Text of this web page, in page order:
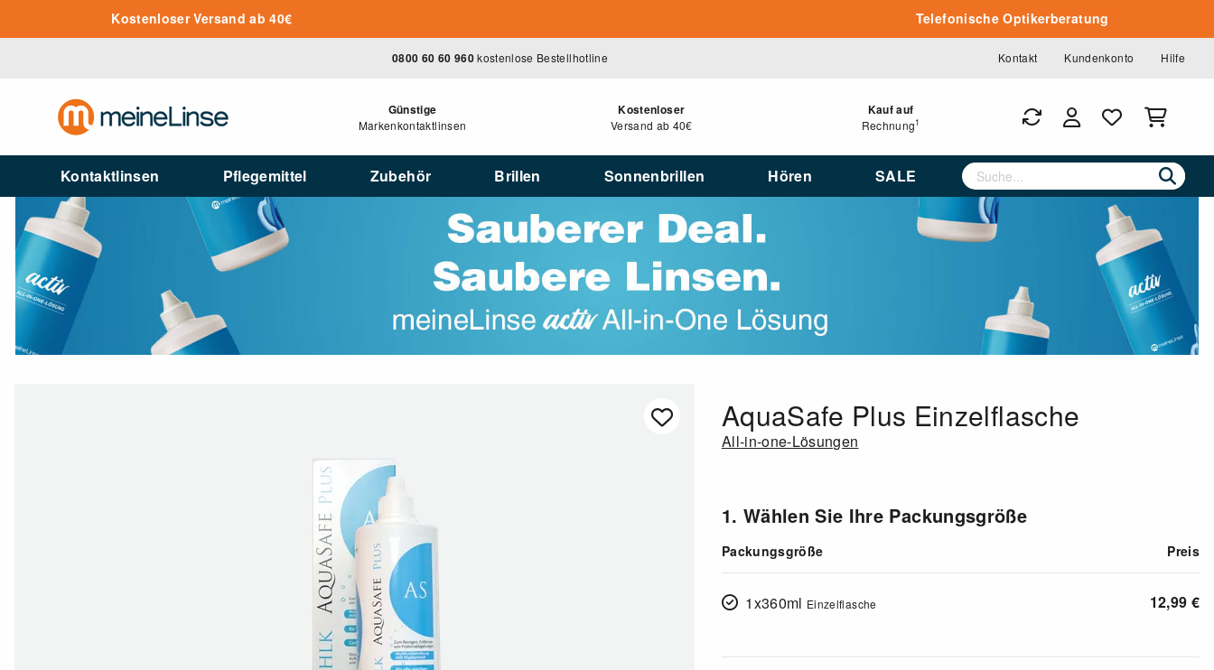
Zum Hauptinhalt springenKostenloser Versand ab 40€ Telefonische Optikerberatung
0800 60 60 960kostenlose Bestellhotline Kontakt Kundenkonto Hilfe
Günstige
Markenkontaktlinsen
Kostenloser
Versand ab 40€
Kauf auf
Rechnung1
Kontaktlinsen Pflegemittel Zubehör Brillen Sonnenbrillen Hören SALE
AquaSafe Plus Einzelflasche
All-in-one-Lösungen
1. Wählen Sie Ihre Packungsgröße
Packungsgröße Preis
1x360ml Einzelflasche 12,99 €